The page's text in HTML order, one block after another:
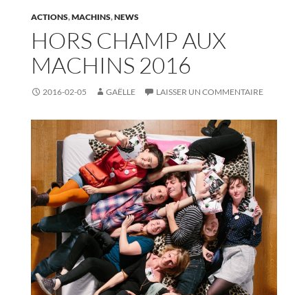
ACTIONS,MACHINS,NEWS
HORS CHAMP AUX
MACHINS 2016
2016-02-05 GAËLLE LAISSER UN COMMENTAIRE